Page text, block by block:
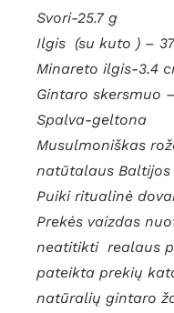
rožinis
66
vnt,
tasbih
Svori-25.7 g
Ilgis (su kuto ) –
Minareto ilgis-3.4
Gintaro skersmuo
Spalva-geltona
Musulmoniškas
natūtalaus Baltijos
Puiki ritualinė
Prekės vaizdas
neatitikti realaus
pateikta prekių
natūralių gintaro